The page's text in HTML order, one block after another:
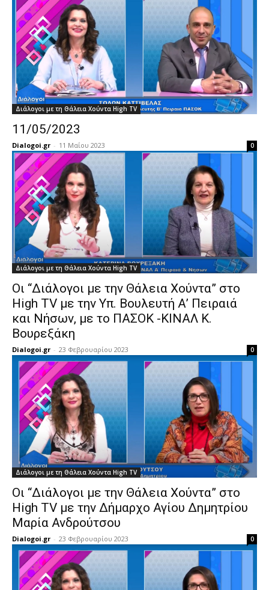
Διάλογοι με τη Θάλεια Χούντα High TV
11/05/2023
Dialogoi.gr - 11 Μαΐου 2023 0
Διάλογοι με τη Θάλεια Χούντα High TV
Οι “Διάλογοι με την Θάλεια Χούντα” στο
High TV με την Υπ. Βουλευτή Α’ Πειραιά
και Νήσων, με το ΠΑΣΟΚ -ΚΙΝΑΛ Κ.
Βουρεξάκη
Dialogoi.gr - 23 Φεβρουαρίου 2023 0
Διάλογοι με τη Θάλεια Χούντα High TV
Οι “Διάλογοι με την Θάλεια Χούντα” στο
High TV με την Δήμαρχο Αγίου Δημητρίου
Μαρία Ανδρούτσου
Dialogoi.gr - 23 Φεβρουαρίου 2023 0